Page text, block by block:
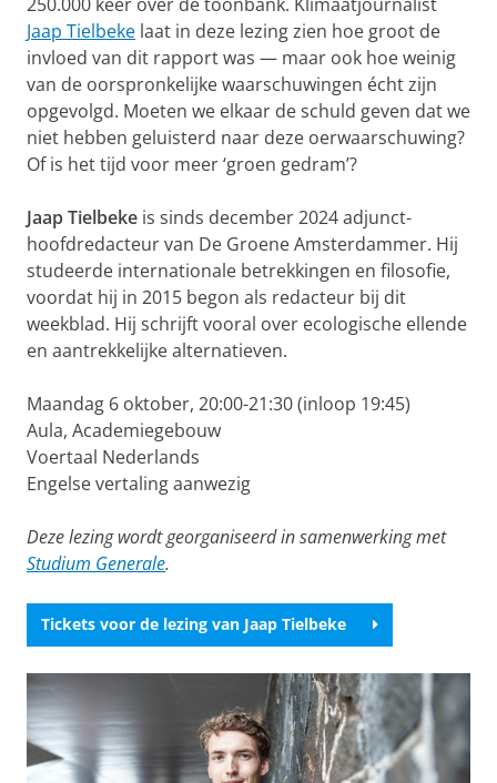
Jaap Tielbeke laat in deze lezing zien hoe groot de
invloed van dit rapport was — maar ook hoe weinig
van de oorspronkelijke waarschuwingen écht zijn
opgevolgd. Moeten we elkaar de schuld geven dat we
niet hebben geluisterd naar deze oerwaarschuwing?
Of is het tijd voor meer ‘groen gedram’?
Jaap Tielbeke is sinds december 2024 adjunct-
hoofdredacteur van De Groene Amsterdammer. Hij
studeerde internationale betrekkingen en filosofie,
voordat hij in 2015 begon als redacteur bij dit
weekblad. Hij schrijft vooral over ecologische ellende
en aantrekkelijke alternatieven.
Maandag 6 oktober, 20:00-21:30 (inloop 19:45)
Aula, Academiegebouw
Voertaal Nederlands
Engelse vertaling aanwezig
Deze lezing wordt georganiseerd in samenwerking met
Studium Generale.
Tickets voor de lezing van Jaap Tielbeke